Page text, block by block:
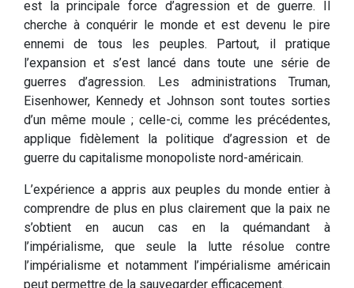
est la principale force d’agression et de guerre. Il
cherche à conquérir le monde et est devenu le pire
ennemi de tous les peuples. Partout, il pratique
l’expansion et s’est lancé dans toute une série de
guerres d’agression. Les administrations Truman,
Eisenhower, Kennedy et Johnson sont toutes sorties
d’un même moule ; celle-ci, comme les précédentes,
applique fidèlement la politique d’agression et de
guerre du capitalisme monopoliste nord-américain.
L’expérience a appris aux peuples du monde entier à
comprendre de plus en plus clairement que la paix ne
s’obtient en aucun cas en la quémandant à
l’impérialisme, que seule la lutte résolue contre
l’impérialisme et notamment l’impérialisme américain
peut permettre de la sauvegarder efficacement.